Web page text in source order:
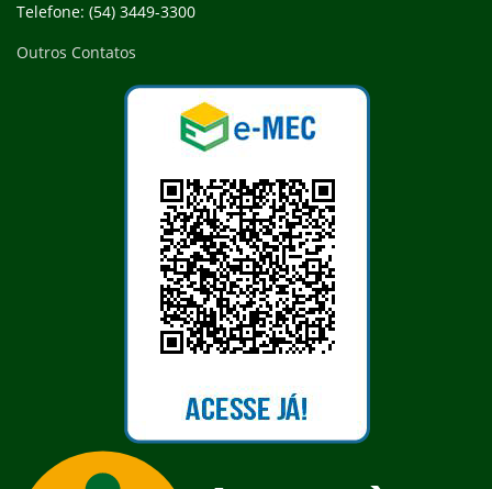
Telefone: (54) 3449-3300
Outros Contatos